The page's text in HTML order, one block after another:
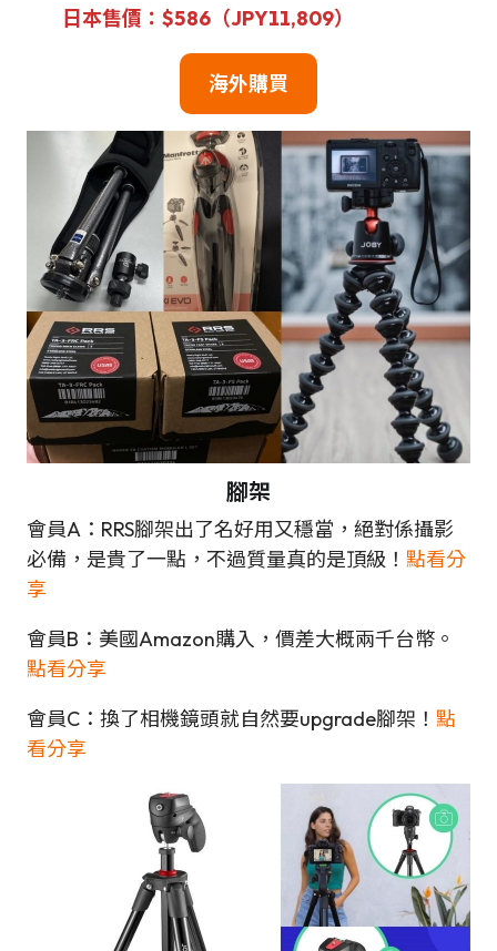
日本售價：$586（JPY11,809）
海外購買
腳架
會員A：RRS腳架出了名好用又穩當，絕對係攝影
必備，是貴了一點，不過質量真的是頂級！ 點看分
享
會員B：美國Amazon購入，價差大概兩千台幣。
點看分享
會員C：換了相機鏡頭就自然要upgrade腳架！ 點
看分享